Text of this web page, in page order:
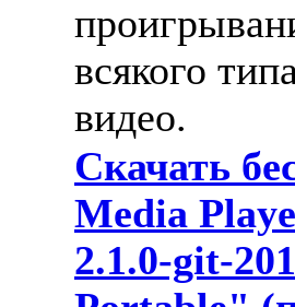
всякого
видео.
Скачать
Media
2.1.0-git-